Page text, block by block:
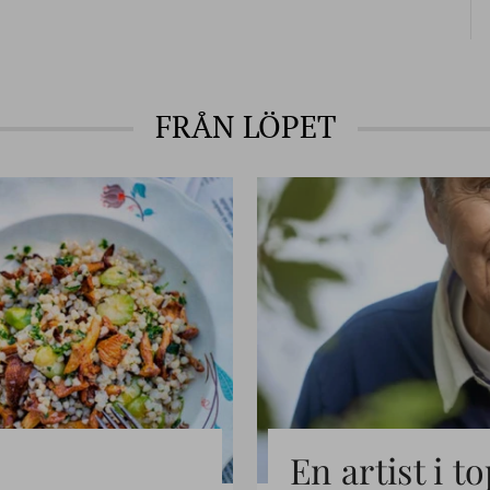
FRÅN LÖPET
En artist i